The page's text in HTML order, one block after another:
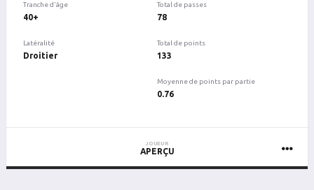
Tranche d'âge
40+
Latéralité
Droitier
Total de passes
78
Total de points
133
Moyenne de points par partie
0.76
JOUEUR
APERÇU